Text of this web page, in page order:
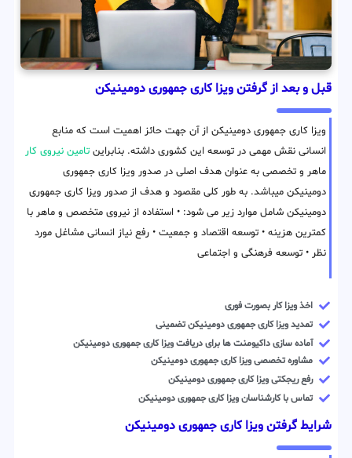
قبل و بعد از گرفتن ویزا کاری جمهوری دومینیکن
ویزا کاری جمهوری دومینیکن از آن جهت حائز اهمیت است که منابع
انسانی نقش مهمی در توسعه این کشوری داشته. بنابراین تامین نیروی کار
ماهر و تخصصی به عنوان هدف اصلی در صدور ویزا کاری جمهوری
دومینیکن میباشد. به طور کلی مقصود و هدف از صدور ویزا کاری جمهوری
دومینیکن شامل موارد زیر می شود: • استفاده از نیروی متخصص و ماهر با
کمترین هزینه • توسعه اقتصاد و جمعیت • رفع نیاز انسانی مشاغل مورد
نظر • توسعه فرهنگی و اجتماعی
اخذ ویزا کار بصورت فوری
تمدید ویزا کاری جمهوری دومینیکن تضمینی
آماده سازی داکیومنت ها برای دریافت ویزا کاری جمهوری دومینیکن
مشاوره تخصصی ویزا کاری جمهوری دومینیکن
رفع ریجکتی ویزا کاری جمهوری دومینیکن
تماس با کارشناسان ویزا کاری جمهوری دومینیکن
شرایط گرفتن ویزا کاری جمهوری دومینیکن